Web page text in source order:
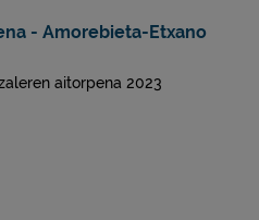
- Amorebieta-Etxano
aitorpena 2023